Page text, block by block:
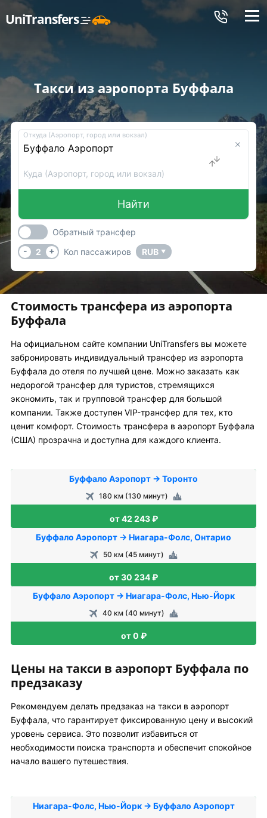
UniTransfers Меню
Такси из аэропорта Буффала
Откуда (Аэропорт, город или вокзал)
Куда (Аэропорт, город или вокзал)
Найти
Обратный трансфер
-
2 + Кол пассажиров RUB ▼
Стоимость трансфера из аэропорта
Буффала
На официальном сайте компании UniTransfers вы можете
забронировать индивидуальный трансфер из аэропорта
Буффала до отеля по лучшей цене. Можно заказать как
недорогой трансфер для туристов, стремящихся
экономить, так и групповой трансфер для большой
компании. Также доступен VIP-трансфер для тех, кто
ценит комфорт. Стоимость трансфера в аэропорт Буффала
(США) прозрачна и доступна для каждого клиента.
Буффало Аэропорт → Торонто
180 км (130 минут)
от 42 243 ₽
Буффало Аэропорт → Ниагара-Фолс, Онтарио
50 км (45 минут)
от 30 234 ₽
Буффало Аэропорт → Ниагара-Фолс, Нью-Йорк
40 км (40 минут)
от 0 ₽
Цены на такси в аэропорт Буффала по
предзаказу
Рекомендуем делать предзаказ на такси в аэропорт
Буффала, что гарантирует фиксированную цену и высокий
уровень сервиса. Это позволит избавиться от
необходимости поиска транспорта и обеспечит спокойное
начало вашего путешествия.
Ниагара-Фолс, Нью-Йорк → Буффало Аэропорт